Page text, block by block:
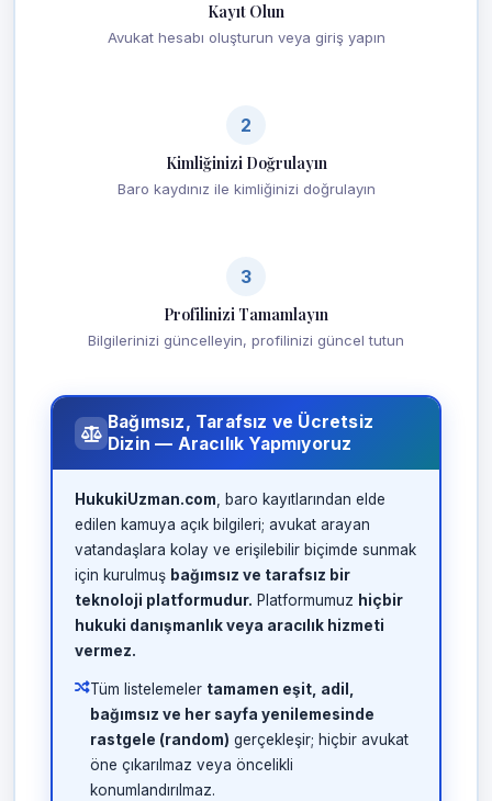
Kayıt Olun
Avukat hesabı oluşturun veya giriş yapın
2
Kimliğinizi Doğrulayın
Baro kaydınız ile kimliğinizi doğrulayın
3
Profilinizi Tamamlayın
Bilgilerinizi güncelleyin, profilinizi güncel tutun
Bağımsız, Tarafsız ve Ücretsiz
Dizin — Aracılık Yapmıyoruz
HukukiUzman.com , baro kayıtlarından elde
edilen kamuya açık bilgileri; avukat arayan
vatandaşlara kolay ve erişilebilir biçimde sunmak
için kurulmuş bağımsız ve tarafsız bir
teknoloji platformudur. Platformumuz hiçbir
hukuki danışmanlık veya aracılık hizmeti
vermez.
Tüm listelemeler tamamen eşit, adil,
bağımsız ve her sayfa yenilemesinde
rastgele (random) gerçekleşir; hiçbir avukat
öne çıkarılmaz veya öncelikli
konumlandırılmaz.